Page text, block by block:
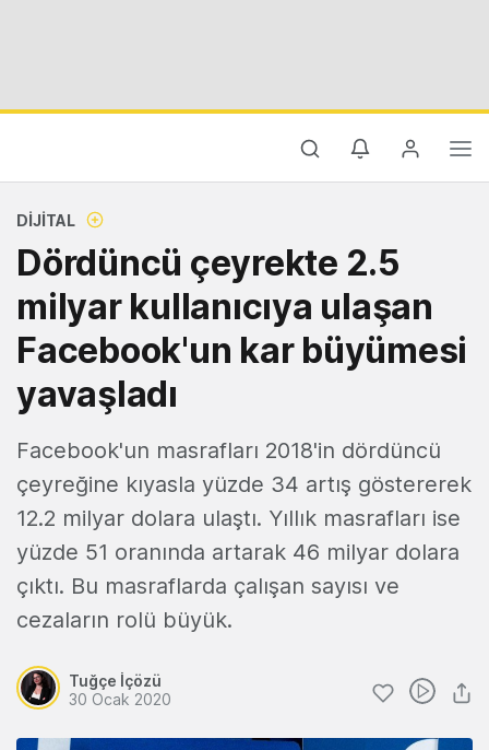
DIJITAL
Dördüncü çeyrekte 2.5
milyar kullanıcıya ulaşan
Facebook'un kar büyümesi
yavaşladı
Facebook'un masrafları 2018'in dördüncü
çeyreğine kıyasla yüzde 34 artış göstererek
12.2 milyar dolara ulaştı. Yıllık masrafları ise
yüzde 51 oranında artarak 46 milyar dolara
çıktı. Bu masraflarda çalışan sayısı ve
cezaların rolü büyük.
Tuğçe İçözü
30 Ocak 2020